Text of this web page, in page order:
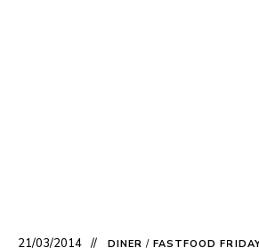
21/03/2014 DINER / FASTFOOD